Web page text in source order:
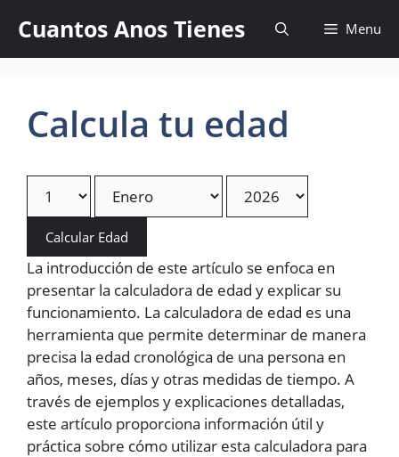
content
Cuantos Anos Tienes Menu
Calcula tu edad
Calcular Edad
La introducción de este artículo se enfoca en
presentar la calculadora de edad y explicar su
funcionamiento. La calculadora de edad es una
herramienta que permite determinar de manera
precisa la edad cronológica de una persona en
años, meses, días y otras medidas de tiempo. A
través de ejemplos y explicaciones detalladas,
este artículo proporciona información útil y
práctica sobre cómo utilizar esta calculadora para